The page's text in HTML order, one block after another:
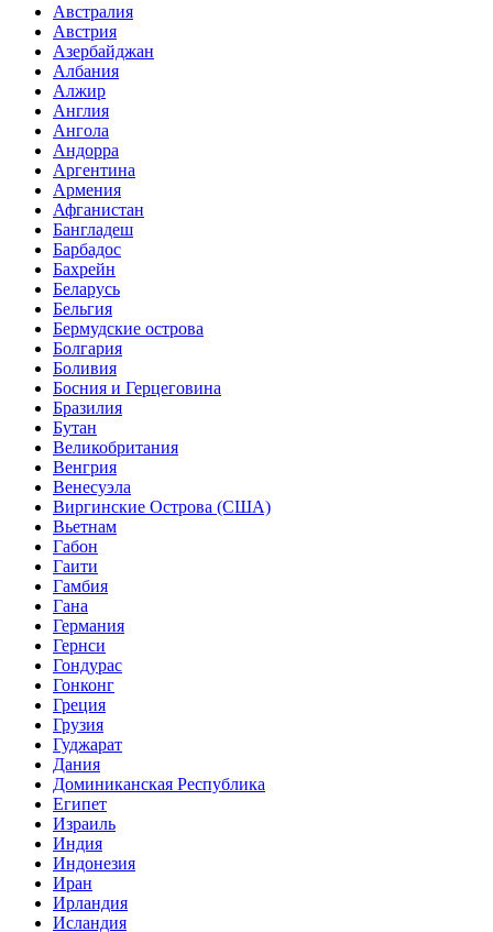
Австралия
Австрия
Азербайджан
Албания
Алжир
Англия
Ангола
Андорра
Аргентина
Армения
Афганистан
Бангладеш
Барбадос
Бахрейн
Беларусь
Бельгия
Бермудские острова
Болгария
Боливия
Босния и Герцеговина
Бразилия
Бутан
Великобритания
Венгрия
Венесуэла
Виргинские Острова (США)
Вьетнам
Габон
Гаити
Гамбия
Гана
Германия
Гернси
Гондурас
Гонконг
Греция
Грузия
Гуджарат
Дания
Доминиканская Республика
Египет
Израиль
Индия
Индонезия
Иран
Ирландия
Исландия